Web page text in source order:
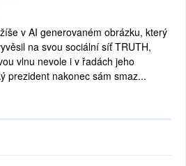
v AI generovaném obrázku, který
na svou sociální síť TRUTH,
vlnu nevole i v řadách jeho
prezident nakonec sám smaz...